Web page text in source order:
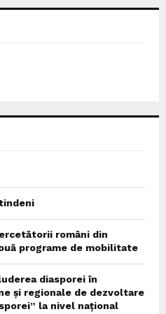
români din
programe de mobilitate
diasporei în
și regionale de dezvoltare
la nivel național